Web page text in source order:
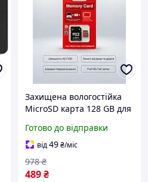
Захищена вологостійка
MicroSD карта 128 GB для
мобільних ігор зі
швидким відгуком і
надійним захистом
Готово до відправки
від49₴/міс
489₴
978 ₴